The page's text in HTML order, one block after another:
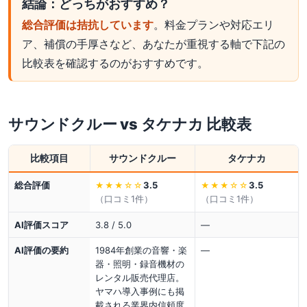
結論：どっちがおすすめ？
総合評価は拮抗しています。料金プランや対応エリ
ア、補償の手厚さなど、あなたが重視する軸で下記の
比較表を確認するのがおすすめです。
サウンドクルーvs タケナカ 比較表
比較項目 サウンドクルー タケナカ
総合評価 ★★★ ☆☆ 3.5
（口コミ 1件）
★★★ ☆☆ 3.5
（口コミ 1件）
AI評価スコア 3.8 / 5.0 —
AI評価の要約
1984年創業の音響・楽
器・照明・録音機材の
レンタル販売代理店。
ヤマハ導入事例にも掲
載される業界内信頼度
—